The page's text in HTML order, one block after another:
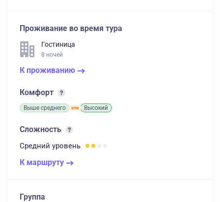
Проживание во время тура
Гостиница
8 ночей
К проживанию
Комфорт
Выше среднего Высокий
Сложность
Средний уровень
К маршруту
Группа